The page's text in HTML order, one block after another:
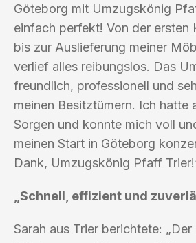
Göteborg mit Umzugskönig
einfach perfekt! Von der ersten
bis zur Auslieferung meiner
verlief alles reibungslos. Das
freundlich, professionell und
meinen Besitztümern. Ich hatte
Sorgen und konnte mich voll
meinen Start in Göteborg
Dank, Umzugskönig Pfaff
„Schnell, effizient und
Sarah aus Trier berichtete: